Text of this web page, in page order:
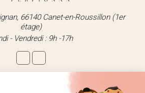
66140 Canet-en-Roussillon (1er
étage)
- Vendredi : 9h -17h